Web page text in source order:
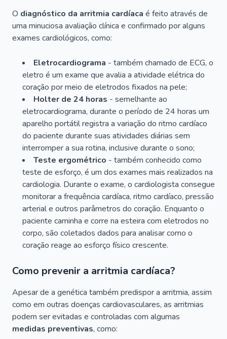
O diagnóstico da arritmia cardíaca é feito através de
uma minuciosa avaliação clínica e confirmado por alguns
exames cardiológicos, como:
Eletrocardiograma - também chamado de ECG, o
eletro é um exame que avalia a atividade elétrica do
coração por meio de eletrodos fixados na pele;
Holter de 24 horas - semelhante ao
eletrocardiograma, durante o período de 24 horas um
aparelho portátil registra a variação do ritmo cardíaco
do paciente durante suas atividades diárias sem
interromper a sua rotina, inclusive durante o sono;
Teste ergométrico - também conhecido como
teste de esforço, é um dos exames mais realizados na
cardiologia. Durante o exame, o cardiologista consegue
monitorar a frequência cardíaca, ritmo cardíaco, pressão
arterial e outros parâmetros do coração.⁣⁣⁣ Enquanto o
paciente caminha e corre na esteira com eletrodos no
corpo, são coletados dados para analisar como o
coração reage ao esforço físico crescente.
Como prevenir a arritmia cardíaca?
Apesar de a genética também predispor a arritmia, assim
como em outras doenças cardiovasculares, as arritmias
podem ser evitadas e controladas com algumas
medidas preventivas, como: